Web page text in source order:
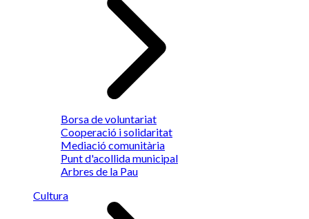
Borsa de voluntariat
Cooperació i solidaritat
Mediació comunitària
Punt d'acollida municipal
Arbres de la Pau
Cultura